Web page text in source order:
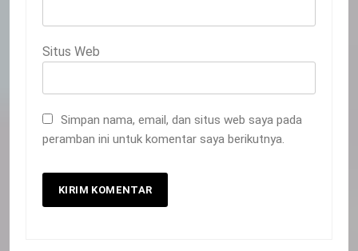
Situs Web
Simpan nama, email, dan situs web saya pada
peramban ini untuk komentar saya berikutnya.